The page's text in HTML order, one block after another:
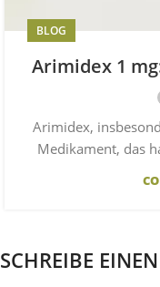
BLOG
Arimidex 1
Arimidex,
Medikament, das
SCHREIBE